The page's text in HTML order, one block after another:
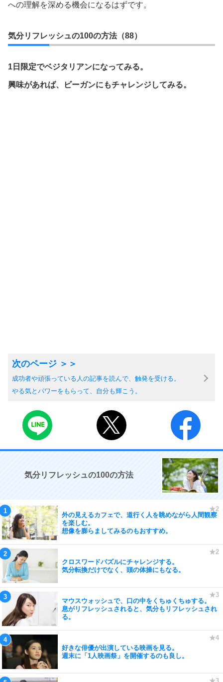
への理解を深める機会になるはずです。
気分リフレッシュの100の方法（88）
1日限定でベジタリアンになってみる。
興味があれば、ビーガンにもチャレンジしてみる。
成功者や頑張っている人の記事を読んで、触発を受ける。
やる気とパワーをもらって、自分も輝こう。
気分リフレッシュの100の方法
外の見えるカフェで、道行く人を眺めながら人間観察
を楽しむ。
想像を膨らましてみるのもおすすめ。
クロスワードパズルにチャレンジする。
気分転換だけでなく、頭の体操にもなる。
マウスウォッシュで、口の中をくちゅくちゅする。
息がリフレッシュされると、気分もリフレッシュされ
る。
好きな俳優が出演している映画を見る。
週末に「1人映画祭」を開催するのも良し。